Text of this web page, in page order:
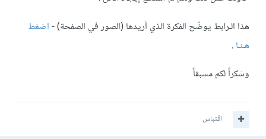
هذا الـرابط يوضّح الفكرة الذي أريدها (الصور في الصفحة) -اضغط
هـنـا
وشكراً لكم مسبقاً
اقتباس